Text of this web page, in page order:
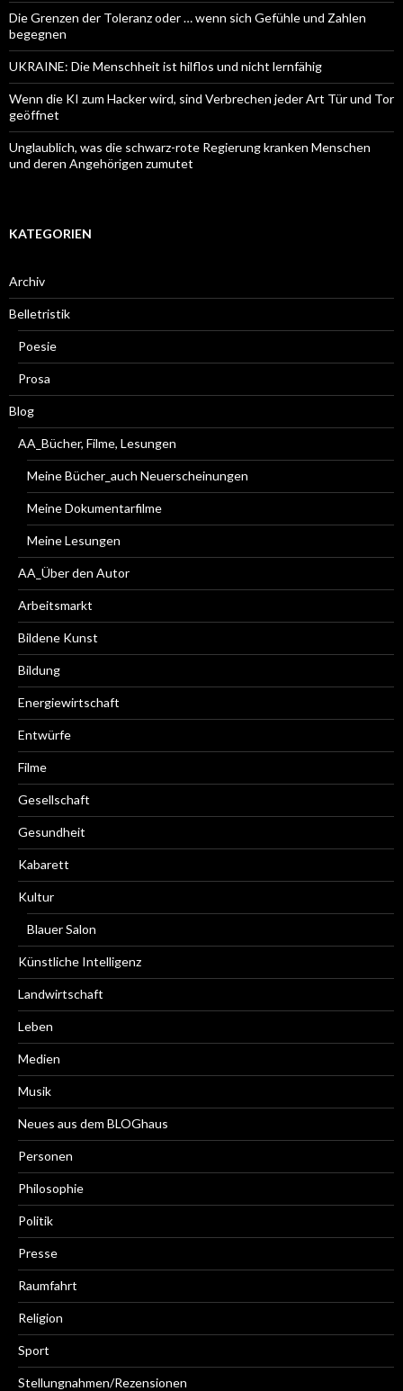
Die Grenzen der Toleranz oder … wenn sich Gefühle und Zahlen
begegnen
UKRAINE: Die Menschheit ist hilflos und nicht lernfähig
Wenn die KI zum Hacker wird, sind Verbrechen jeder Art Tür und Tor
geöffnet
Unglaublich, was die schwarz-rote Regierung kranken Menschen
und deren Angehörigen zumutet
KATEGORIEN
Archiv
Belletristik
Poesie
Prosa
Blog
AA_Bücher, Filme, Lesungen
Meine Bücher_auch Neuerscheinungen
Meine Dokumentarfilme
Meine Lesungen
AA_Über den Autor
Arbeitsmarkt
Bildene Kunst
Bildung
Energiewirtschaft
Entwürfe
Filme
Gesellschaft
Gesundheit
Kabarett
Kultur
Blauer Salon
Künstliche Intelligenz
Landwirtschaft
Leben
Medien
Musik
Neues aus dem BLOGhaus
Personen
Philosophie
Politik
Presse
Raumfahrt
Religion
Sport
Stellungnahmen/Rezensionen